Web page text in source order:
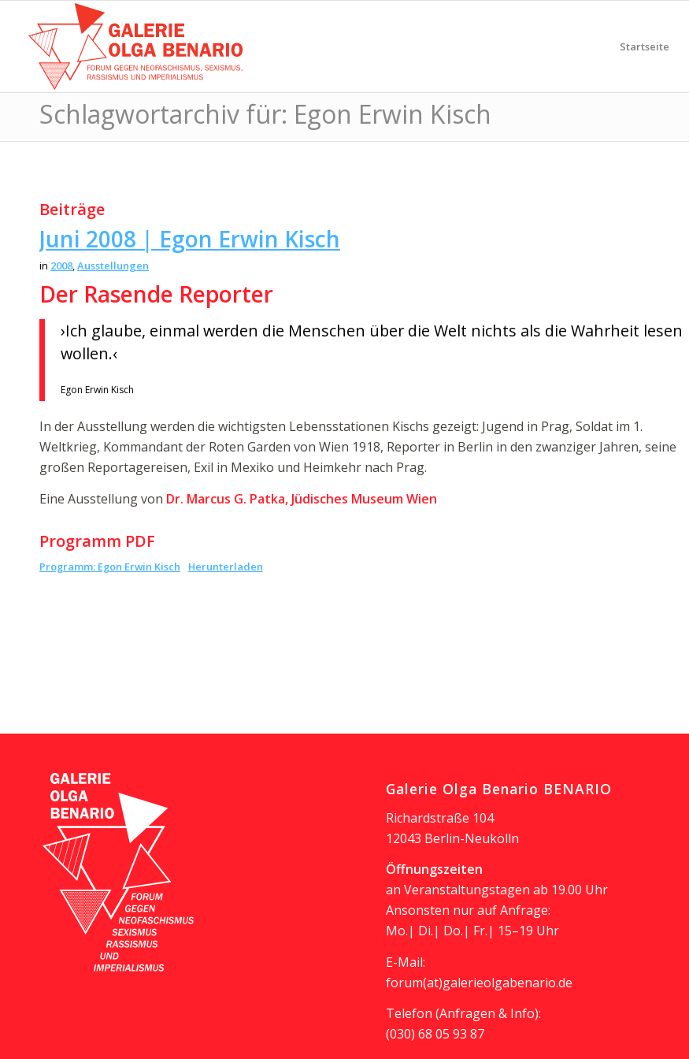
Startseite
Schlagwortarchiv für: Egon Erwin Kisch
Beiträge
Juni 2008 | Egon Erwin Kisch
in 2008,Ausstellungen
Der Rasende Reporter
›Ich glaube, einmal werden die Menschen über die Welt nichts als die Wahrheit lesen
wollen.‹
Egon Erwin Kisch
In der Ausstellung werden die wichtigsten Lebensstationen Kischs gezeigt: Jugend in Prag, Soldat im 1.
Weltkrieg, Kommandant der Roten Garden von Wien 1918, Reporter in Berlin in den zwanziger Jahren, seine
großen Reportagereisen, Exil in Mexiko und Heimkehr nach Prag.
Eine Ausstellung von Dr. Marcus G. Patka, Jüdisches Museum Wien
Programm PDF
Programm: Egon Erwin Kisch Herunterladen
Galerie Olga Benario BENARIO
Richardstraße 104
12043 Berlin-Neukölln
Öffnungszeiten
an Veranstaltungstagen ab 19.00 Uhr
Ansonsten nur auf Anfrage:
Mo.| Di.| Do.| Fr.| 15–19 Uhr
E-Mail:
forum(at)galerieolgabenario.de
Telefon (Anfragen & Info):
(030) 68 05 93 87